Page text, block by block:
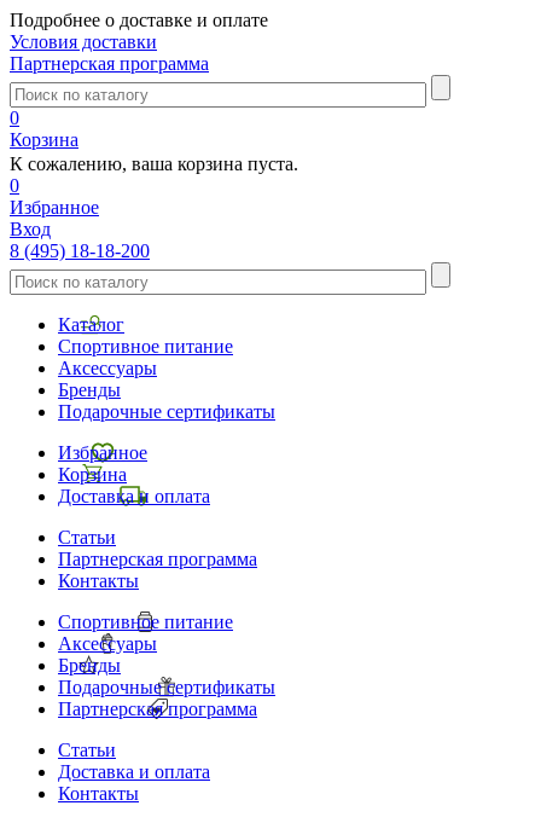
Подробнее о доставке и оплате
Условия доставки
Партнерская программа
0
Корзина
К сожалению, ваша корзина пуста.
0
Избранное
Вход
8 (495) 18-18-200
Каталог
Спортивное питание
Аксессуары
Бренды
Подарочные сертификаты
Избранное
Корзина
Доставка и оплата
Статьи
Партнерская программа
Контакты
Спортивное питание
Аксессуары
Бренды
Подарочные сертификаты
Партнерская программа
Статьи
Доставка и оплата
Контакты